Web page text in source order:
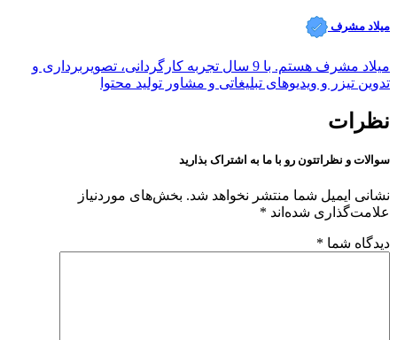
میلاد مشرف
میلاد مشرف هستم. با 9 سال تجربه کارگردانی، تصویربرداری و
تدوین تیزر و ویدیوهای تبلیغاتی و مشاور تولید محتوا
نظرات
سوالات و نظراتتون رو با ما به اشتراک بذارید
نشانی ایمیل شما منتشر نخواهد شد. بخش‌های موردنیاز
علامت‌گذاری شده‌اند *
دیدگاه شما *